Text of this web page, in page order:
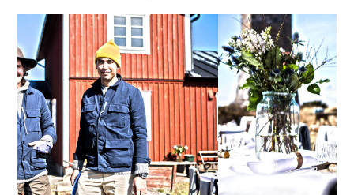
VI MÖTER
VI SPANAR PÅ